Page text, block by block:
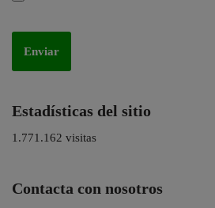
Estadísticas del sitio
1.771.162 visitas
Contacta con nosotros